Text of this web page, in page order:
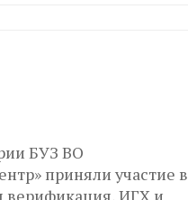
БУЗ ВО
приняли участие в
ИГХ и